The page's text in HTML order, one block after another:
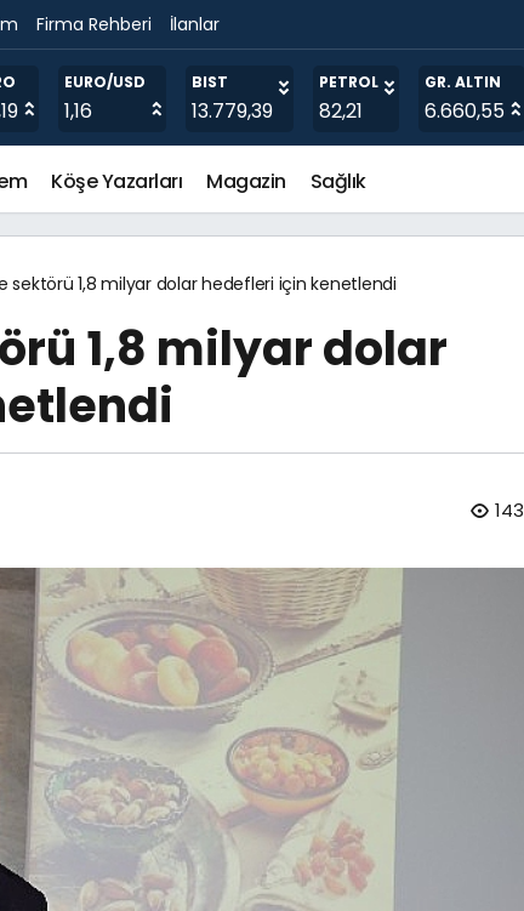
Firma Rehberi İlanlar
EURO/USD
1,16
BIST
13.779,39
PETROL
82,21
GR. ALTIN
6.660,55
Köşe Yazarları Magazin Sağlık
sektörü 1,8 milyar dolar hedefleri için kenetlendi
1,8 milyar dolar
143
için kenetlendi